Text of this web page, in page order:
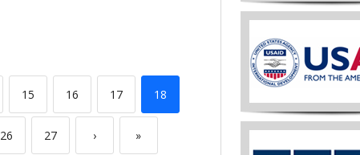
15 16 17 18
26 27 › »